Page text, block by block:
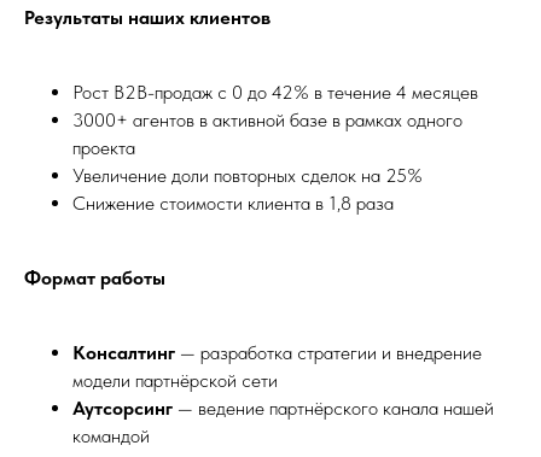
Результаты наших клиентов
Рост B2B-продаж с 0 до 42% в течение 4 месяцев
3000+ агентов в активной базе в рамках одного
проекта
Увеличение доли повторных сделок на 25%
Снижение стоимости клиента в 1,8 раза
Формат работы
Консалтинг — разработка стратегии и внедрение
модели партнёрской сети
Аутсорсинг — ведение партнёрского канала нашей
командой